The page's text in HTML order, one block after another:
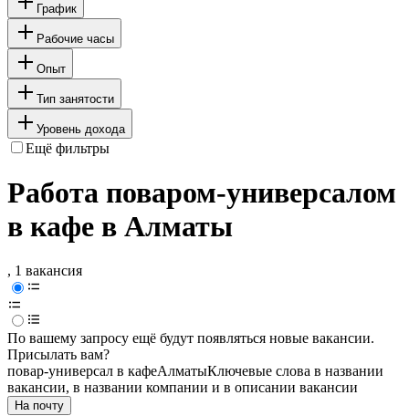
График
Рабочие часы
Опыт
Тип занятости
Уровень дохода
Ещё фильтры
Работа поваром-универсалом
в кафе в Алматы
, 1 вакансия
По вашему запросу ещё будут появляться новые вакансии.
Присылать вам?
повар-универсал в кафеАлматыКлючевые слова в названии
вакансии, в названии компании и в описании вакансии
На почту